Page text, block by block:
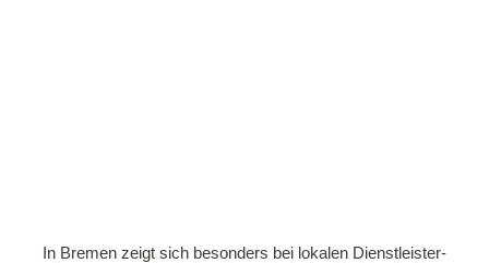
In Bremen zeigt sich besonders bei lokalen Dienstleister-